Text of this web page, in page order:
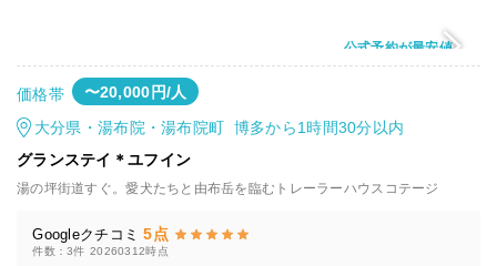
公式予約が最安値
価格帯 〜20,000円/人
大分県・湯布院・湯布院町 博多から1時間30分以内
グランステイ＊ユフイン
湯の坪街道すぐ。愛犬たちと由布岳を臨むトレーラーハウスコテージ
Googleクチコミ 5点
件数：3件 20260312時点